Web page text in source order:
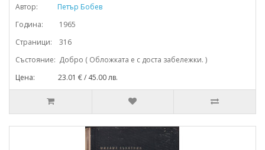
Автор:
Петър Бобев
Година: 1965
Страници: 316
Състояние: Добро ( Обложката е с доста забележки. )
Цена: 23.01 € / 45.00 лв.